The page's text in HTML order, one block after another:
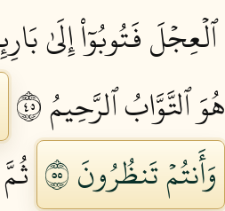
ٱلۡعِجۡلَ فَتُوبُوٓاْ إِلَىٰ
هُوَ ٱلتَّوَّابُ ٱلرَّحِيمُ ٥٤
وَأَنتُمۡ تَنظُرُونَ ٥٥